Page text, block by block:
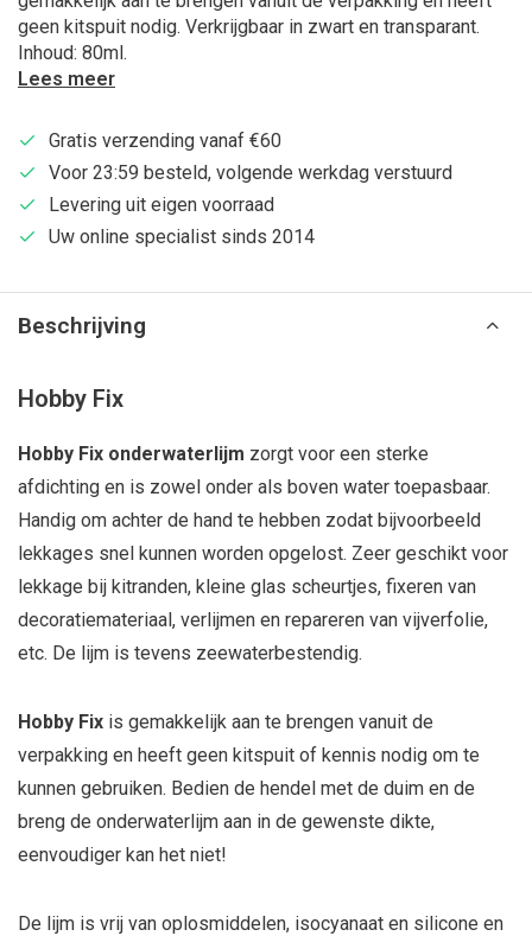
geen kitspuit nodig. Verkrijgbaar in zwart en transparant.
Inhoud: 80ml.
Lees meer
Gratis verzending vanaf €60
Voor 23:59 besteld, volgende werkdag verstuurd
Levering uit eigen voorraad
Uw online specialist sinds 2014
Beschrijving
Hobby Fix
Hobby Fix onderwaterlijm zorgt voor een sterke
afdichting en is zowel onder als boven water toepasbaar.
Handig om achter de hand te hebben zodat bijvoorbeeld
lekkages snel kunnen worden opgelost. Zeer geschikt voor
lekkage bij kitranden, kleine glas scheurtjes, fixeren van
decoratiemateriaal, verlijmen en repareren van vijverfolie,
etc. De lijm is tevens zeewaterbestendig.
Hobby Fix is gemakkelijk aan te brengen vanuit de
verpakking en heeft geen kitspuit of kennis nodig om te
kunnen gebruiken. Bedien de hendel met de duim en de
breng de onderwaterlijm aan in de gewenste dikte,
eenvoudiger kan het niet!
De lijm is vrij van oplosmiddelen, isocyanaat en silicone en